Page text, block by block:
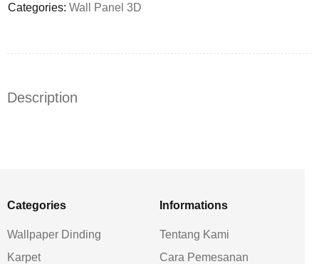
Categories: Wall Panel 3D
Description
Categories
Wallpaper Dinding
Karpet
Informations
Tentang Kami
Cara Pemesanan